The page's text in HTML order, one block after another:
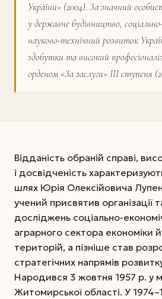
України» (2004). За значний
у державне будівництво,
науково-технічний розвиток
здобутки та високий
орденом «За заслуги» ІІІ ступеня
Відданість обраній справі,
і досвідченість
шлях Юрія Олексійовича
учений присвятив організації
досліджень соціально-
аграрного сектора економіки й
територій, а пізніше став
стратегічних напрямів
Народився 3 жовтня 1957 р. у
Житомирської області. У